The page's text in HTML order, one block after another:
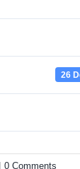
26
0 Comments